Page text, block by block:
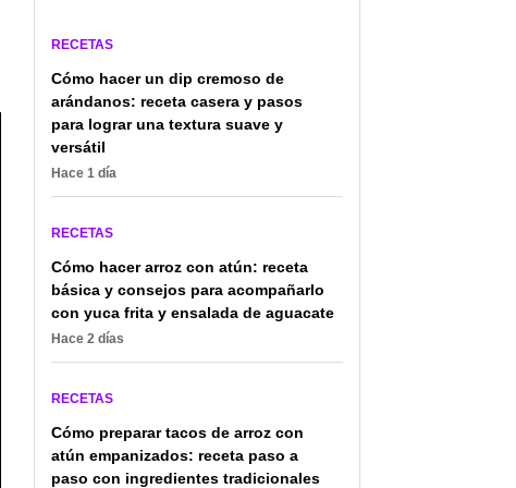
RECETAS
Cómo hacer un dip cremoso de
arándanos: receta casera y pasos
para lograr una textura suave y
versátil
Hace 1 día
RECETAS
Cómo hacer arroz con atún: receta
básica y consejos para acompañarlo
con yuca frita y ensalada de aguacate
Hace 2 días
RECETAS
Cómo preparar tacos de arroz con
atún empanizados: receta paso a
paso con ingredientes tradicionales